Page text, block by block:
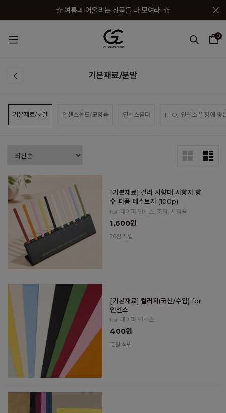
☆ 여름과 어울리는 상품들 다 모여라! ☆
☆★ 젤캔들샵 세일 상품이 한자리에! ☆★
☆★☆ 젤캔들샵 혜택 모음 바로가기 ☆★☆
☆★☆★ 구매금액별 사은품이 펑펑! ☆★☆★
0
기본재료/분말
기본재료/분말 인센스몰드/모양틀 인센스홀더 {F.O} 인센스 발향에 좋
[기본재료] 컬러 시향대 시향지 향
수 퍼퓸 테스트지 (100p)
for 페이퍼 인센스, 조향, 시향용
1,600원
20원 적립
[기본재료] 컬러지(국산/수입) for
인센스
for 페이퍼 인센스
400원
10원 적립